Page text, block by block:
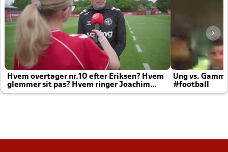
Hvem overtager nr.10 efter Eriksen? Hvem
glemmer sit pas? Hvem ringer Joachim
altid til efter kampe?
Ung vs.
#football